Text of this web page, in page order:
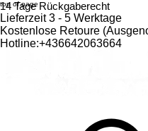
top of page
14 Tage Rückgaberecht
Lieferzeit 3 - 5 Werktage
Kostenlose Retoure
Hotline:+436642063664